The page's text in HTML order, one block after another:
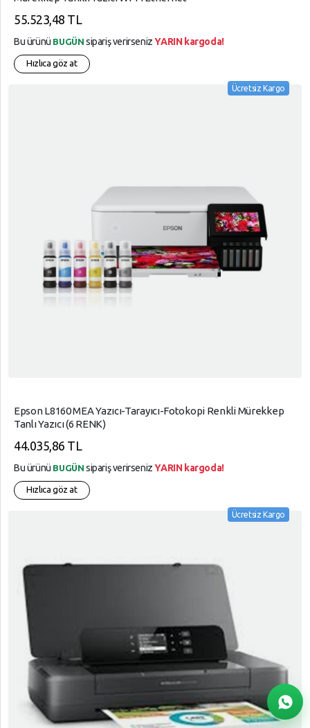
55.523,48 TL
Bu ürünü BUGÜN sipariş verirsenizYARIN kargoda!
Hızlıca göz at
Ücretsiz Kargo
Epson L8160 MEA Yazıcı-Tarayıcı-Fotokopi Renkli Mürekkep
Tanlı Yazıcı (6 RENK)
44.035,86 TL
Bu ürünü BUGÜN sipariş verirsenizYARIN kargoda!
Hızlıca göz at
Ücretsiz Kargo